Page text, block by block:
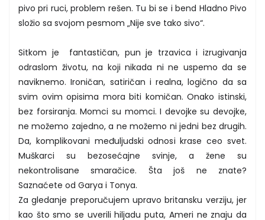
pivo pri ruci, problem rešen. Tu bi se i bend Hladno Pivo
složio sa svojom pesmom „Nije sve tako sivo“.
Sitkom je fantastičan, pun je trzavica i izrugivanja
odraslom životu, na koji nikada ni ne uspemo da se
naviknemo. Ironičan, satiričan i realna, logično da sa
svim ovim opisima mora biti komičan. Onako istinski,
bez forsiranja. Momci su momci. I devojke su devojke,
ne možemo zajedno, a ne možemo ni jedni bez drugih.
Da, komplikovani međuljudski odnosi krase ceo svet.
Muškarci su bezosećajne svinje, a žene su
nekontrolisane smaračice. Šta još ne znate?
Saznaćete od Garya i Tonya.
Za gledanje preporučujem upravo britansku verziju, jer
kao što smo se uverili hiljadu puta, Ameri ne znaju da